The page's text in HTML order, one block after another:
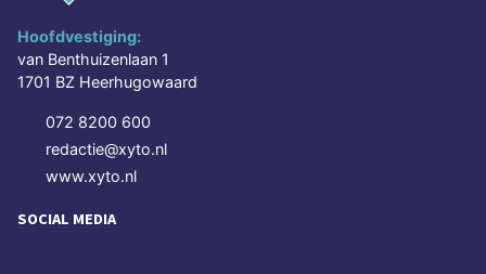
Hoofdvestiging:
van Benthuizenlaan 1
1701 BZ Heerhugowaard
072 8200 600
redactie@xyto.nl
www.xyto.nl
SOCIAL MEDIA